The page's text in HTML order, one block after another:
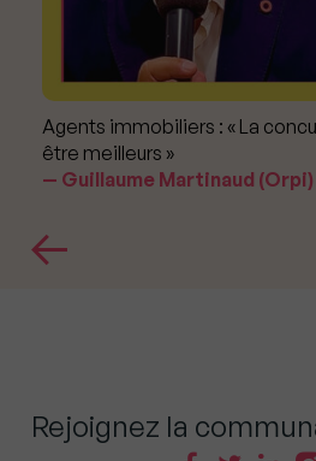
Agents immobiliers : « La
être meilleurs »
Guillaume Martinaud (Orpi)
Rejoignez la